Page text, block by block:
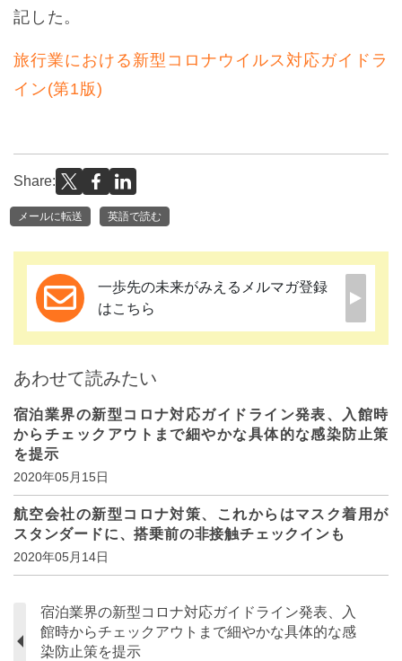
記した。
旅行業における新型コロナウイルス対応ガイドラ
イン(第1版)
Share:
メールに転送 英語で読む
一歩先の未来がみえるメルマガ登録
はこちら
あわせて読みたい
宿泊業界の新型コロナ対応ガイドライン発表、入館時
からチェックアウトまで細やかな具体的な感染防止策
を提示
2020年05月15日
航空会社の新型コロナ対策、これからはマスク着用が
スタンダードに、搭乗前の非接触チェックインも
2020年05月14日
宿泊業界の新型コロナ対応ガイドライン発表、入
館時からチェックアウトまで細やかな具体的な感
染防止策を提示